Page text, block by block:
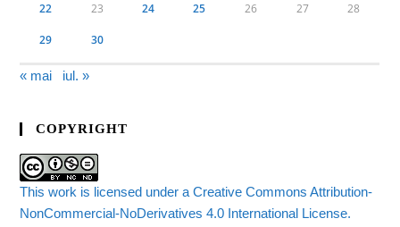
22 23 24 25 26 27 28
29 30
« mai iul. »
COPYRIGHT
This work is licensed under a Creative Commons Attribution-
NonCommercial-NoDerivatives 4.0 International License.